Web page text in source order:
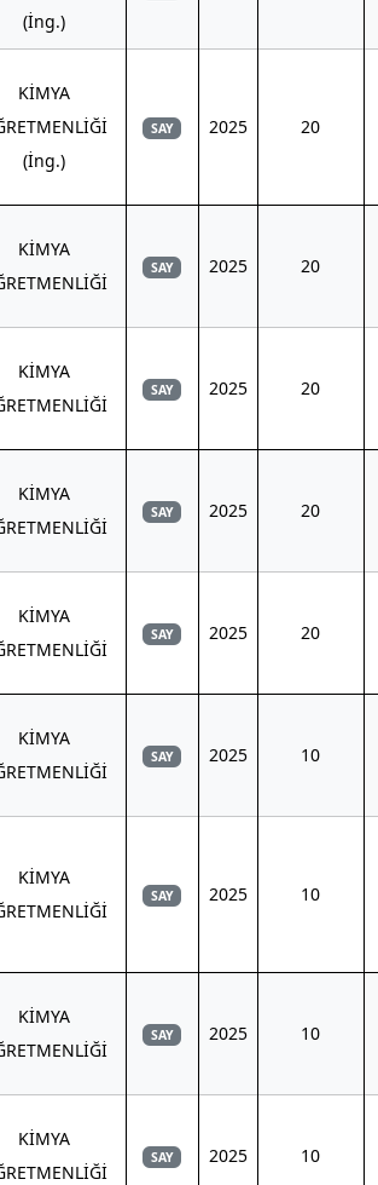
(İng.)
KİMYA
(İng.)
SAY 2025 20
KİMYA
SAY 2025 20
KİMYA
SAY 2025 20
KİMYA
SAY 2025 20
KİMYA
SAY 2025 20
KİMYA
SAY 2025 10
KİMYA
SAY 2025 10
KİMYA
SAY 2025 10
KİMYA
SAY 2025 10